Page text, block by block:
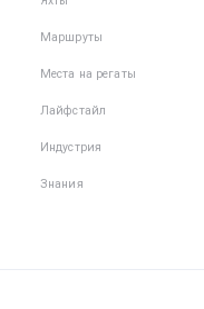
Маршруты
Места на регаты
Лайфстайл
Индустрия
Знания